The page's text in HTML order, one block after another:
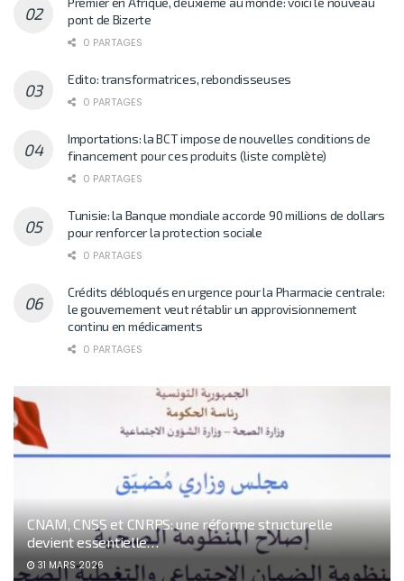
pont de Bizerte
0 PARTAGES
Edito: transformatrices, rebondisseuses
0 PARTAGES
Importations: la BCT impose de nouvelles conditions de
financement pour ces produits (liste complète)
0 PARTAGES
Tunisie: la Banque mondiale accorde 90 millions de dollars
pour renforcer la protection sociale
0 PARTAGES
Crédits débloqués en urgence pour la Pharmacie centrale:
le gouvernement veut rétablir un approvisionnement
continu en médicaments
0 PARTAGES
CNAM, CNSS et CNRPS: une réforme structurelle
devient essentielle…
31 MARS 2026